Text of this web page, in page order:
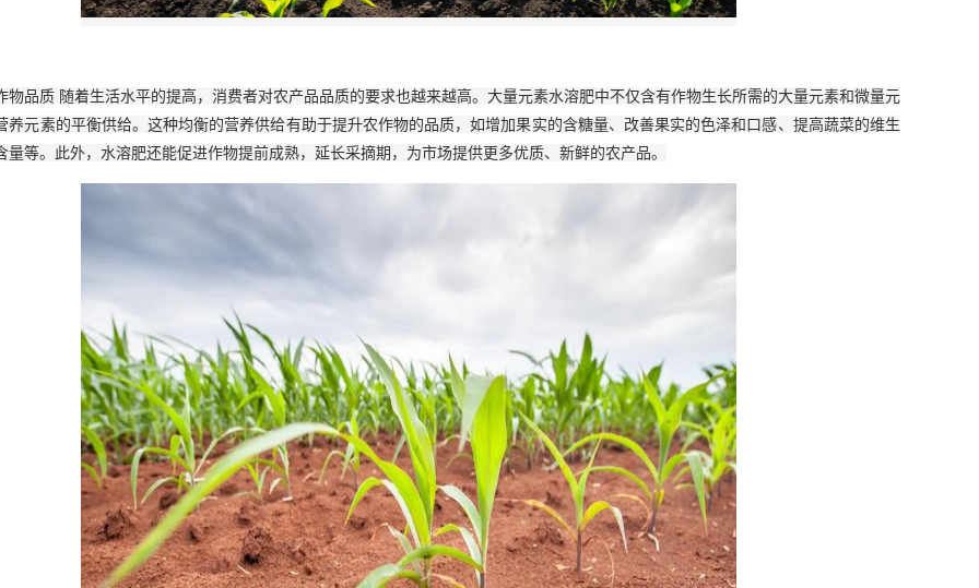
物品质 随着生活水平的提高，消费者对农产品品质的要求也越来越高。大量元素水溶肥中不仅含有作物生长所需的大量元素和微量元
养元素的平衡供给。这种均衡的营养供给有助于提升农作物的品质，如增加果实的含糖量、改善果实的色泽和口感、提高蔬菜的维生
量等。此外，水溶肥还能促进作物提前成熟，延长采摘期，为市场提供更多优质、新鲜的农产品。